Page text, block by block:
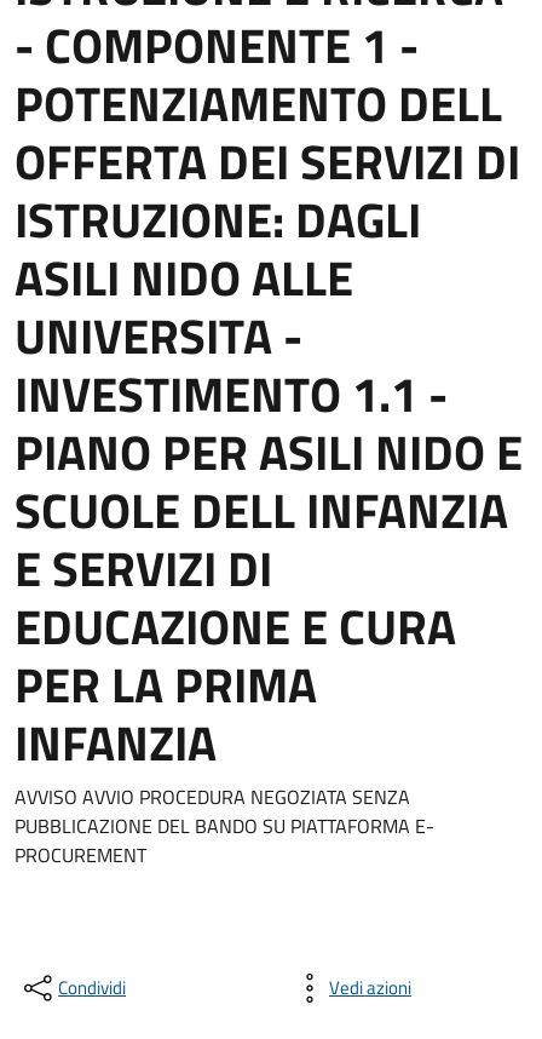
- COMPONENTE 1 -
POTENZIAMENTO DELL
OFFERTA DEI SERVIZI DI
ISTRUZIONE: DAGLI
ASILI NIDO ALLE
UNIVERSITA -
INVESTIMENTO 1.1 -
PIANO PER ASILI NIDO E
SCUOLE DELL INFANZIA
E SERVIZI DI
EDUCAZIONE E CURA
PER LA PRIMA
INFANZIA
AVVISO AVVIO PROCEDURA NEGOZIATA SENZA
PUBBLICAZIONE DEL BANDO SU PIATTAFORMA E-
PROCUREMENT
Condividi Vedi azioni